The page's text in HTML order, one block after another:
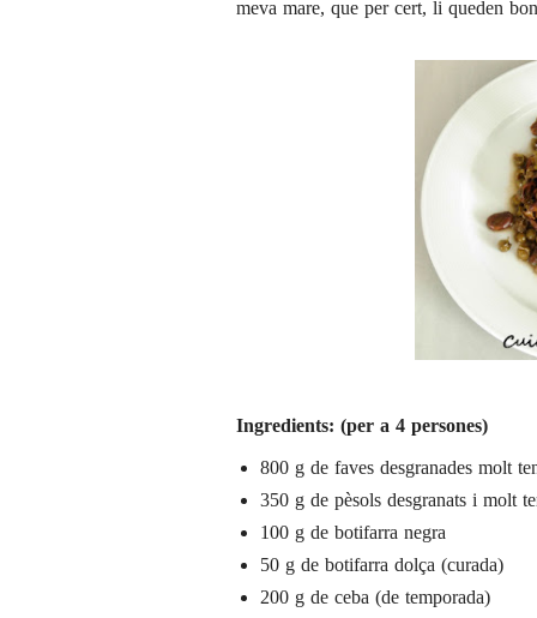
meva mare, que per cert, li queden
Ingredients: (per a 4 persones)
800 g de faves desgranades molt
350 g de pèsols desgranats i molt
100 g de botifarra negra
50 g de botifarra dolça (curada)
200 g de ceba (de temporada)